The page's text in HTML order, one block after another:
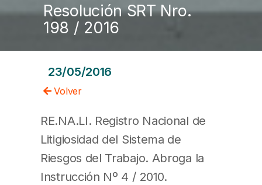
Resolución SRT Nro.
198 / 2016
23/05/2016
Volver
RE.NA.LI. Registro Nacional de
Litigiosidad del Sistema de
Riesgos del Trabajo. Abroga la
Instrucción Nº 4 / 2010.